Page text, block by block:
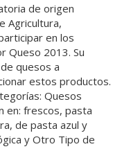
de origen
Agricultura,
en los
Queso 2013. Su
quesos a
estos productos.
Quesos
en: frescos, pasta
de pasta azul y
y Otro Tipo de